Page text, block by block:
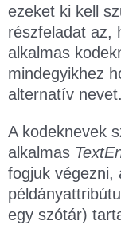
ezeket ki kell
részfeladat az,
alkalmas
mindegyikhez
alternatív nevet.
A kodeknevek
alkalmas
fogjuk végezni,
egy szótár)